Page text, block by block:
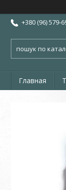
+380 (96) 579-
Главная